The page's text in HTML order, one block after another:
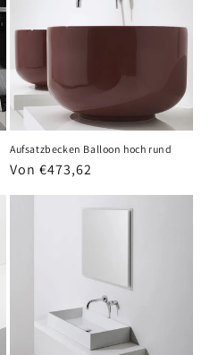
Aufsatzbecken Balloon hoch rund
Normaler
Von €473,62